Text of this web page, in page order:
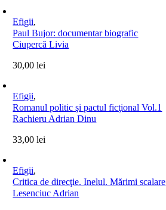
Efigii,
Paul Bujor: documentar biografic
Ciupercă Livia
30,00lei
Efigii,
Romanul politic şi pactul ficţional Vol.1
Rachieru Adrian Dinu
33,00lei
Efigii,
Critica de direcţie. Inelul. Mărimi scalare
Lesenciuc Adrian